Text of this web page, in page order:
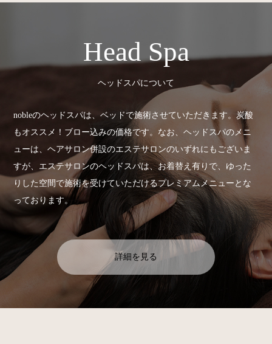
Head Spa
ヘッドスパについて
nobleのヘッドスパは、ベッドで施術させていただきます。炭酸
もオススメ！ブロー込みの価格です。なお、ヘッドスパのメニ
ューは、ヘアサロン併設のエステサロンのいずれにもございま
すが、エステサロンのヘッドスパは、お着替え有りで、ゆった
りした空間で施術を受けていただけるプレミアムメニューとな
っております。
詳細を見る